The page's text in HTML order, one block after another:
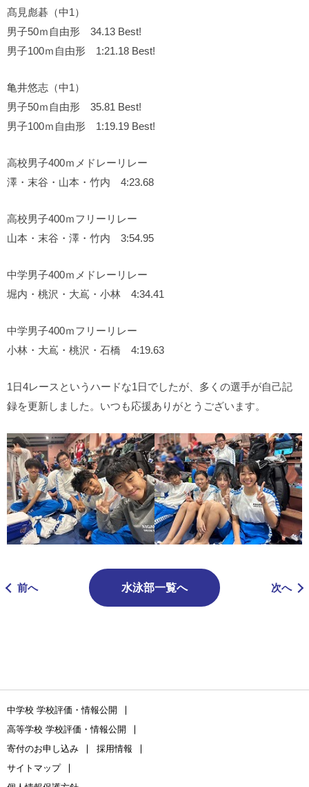
髙見彪碁（中1）
男子50ｍ自由形 34.13 Best!
男子100ｍ自由形 1:21.18 Best!
亀井悠志（中1）
男子50ｍ自由形 35.81 Best!
男子100ｍ自由形 1:19.19 Best!
高校男子400ｍメドレーリレー
澤・末谷・山本・竹内 4:23.68
高校男子400ｍフリーリレー
山本・末谷・澤・竹内 3:54.95
中学男子400ｍメドレーリレー
堀内・桃沢・大嶌・小林 4:34.41
中学男子400ｍフリーリレー
小林・大嶌・桃沢・石橋 4:19.63
1日4レースというハードな1日でしたが、多くの選手が自己記
録を更新しました。いつも応援ありがとうございます。
水泳部一覧へ
前へ 次へ
中学校 学校評価・情報公開
高等学校 学校評価・情報公開
寄付のお申し込み
採用情報
サイトマップ